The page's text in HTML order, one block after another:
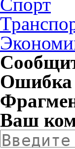
Ошибка
Ваш